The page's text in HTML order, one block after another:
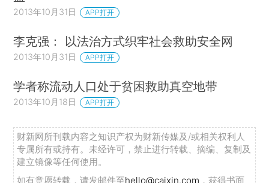
2013年10月31日 APP打开
李克强： 以法治方式织牢社会救助安全网
2013年10月31日 APP打开
学者称流动人口处于贫困救助真空地带
2013年10月18日 APP打开
财新网所刊载内容之知识产权为财新传媒及/或相关权利人
专属所有或持有。未经许可，禁止进行转载、摘编、复制及
建立镜像等任何使用。
如有意愿转载，请发邮件至hello@caixin.com ，获得书面